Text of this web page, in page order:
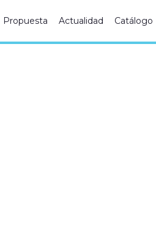
Propuesta Actualidad Catálogo